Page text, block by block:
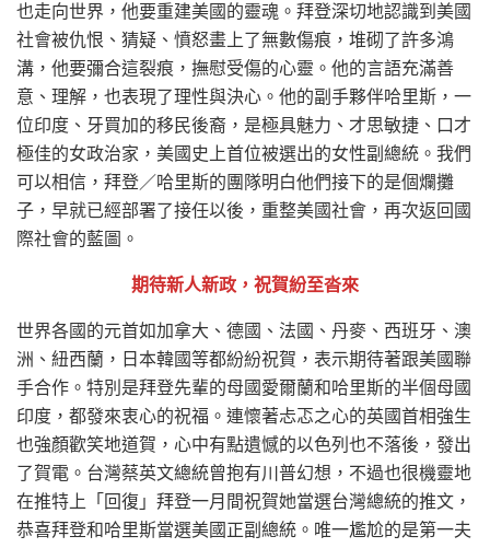
也走向世界，他要重建美國的靈魂。拜登深切地認識到美國
社會被仇恨、猜疑、憤怒畫上了無數傷痕，堆砌了許多鴻
溝，他要彌合這裂痕，撫慰受傷的心靈。他的言語充滿善
意、理解，也表現了理性與決心。他的副手夥伴哈里斯，一
位印度、牙買加的移民後裔，是極具魅力、才思敏捷、口才
極佳的女政治家，美國史上首位被選出的女性副總統。我們
可以相信，拜登／哈里斯的團隊明白他們接下的是個爛攤
子，早就已經部署了接任以後，重整美國社會，再次返回國
際社會的藍圖。
期待新人新政，祝賀紛至沓來
世界各國的元首如加拿大、德國、法國、丹麥、西班牙、澳
洲、紐西蘭，日本韓國等都紛紛祝賀，表示期待著跟美國聯
手合作。特別是拜登先輩的母國愛爾蘭和哈里斯的半個母國
印度，都發來衷心的祝福。連懷著忐忑之心的英國首相強生
也強顏歡笑地道賀，心中有點遺憾的以色列也不落後，發出
了賀電。台灣蔡英文總統曾抱有川普幻想，不過也很機靈地
在推特上「回復」拜登一月間祝賀她當選台灣總統的推文，
恭喜拜登和哈里斯當選美國正副總統。唯一尷尬的是第一夫